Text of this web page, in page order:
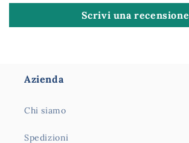
Scrivi una recensione
Azienda
Chi siamo
Spedizioni